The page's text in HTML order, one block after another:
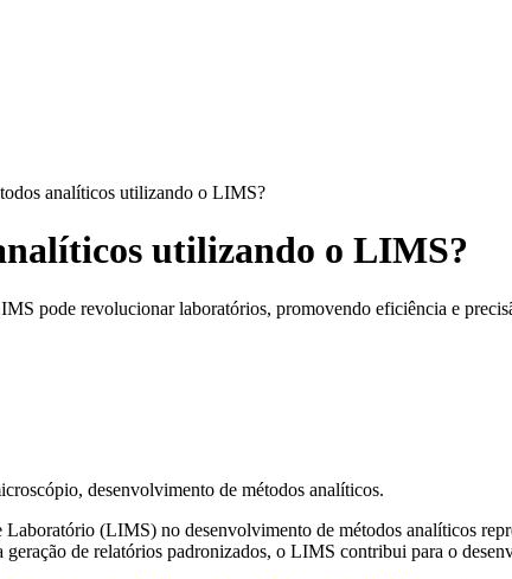
analíticos utilizando o LIMS?
utilizando o LIMS?
pode revolucionar laboratórios, promovendo eficiência e
(LIMS) no desenvolvimento de métodos analíticos
de relatórios padronizados, o LIMS contribui para o